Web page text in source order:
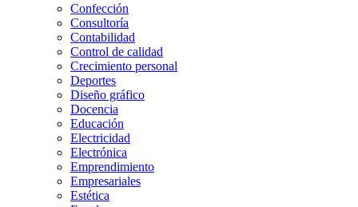
Confección
Consultoría
Contabilidad
Control de calidad
Crecimiento personal
Deportes
Diseño gráfico
Docencia
Educación
Electricidad
Electrónica
Emprendimiento
Empresariales
Estética